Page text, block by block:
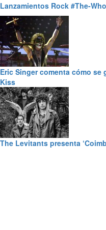
Lanzamientos Rock #The-Who
Eric Singer comenta cómo
Kiss
The Levitants presenta